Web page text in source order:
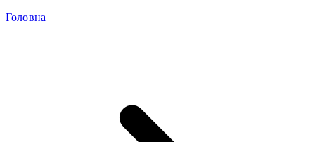
Головна